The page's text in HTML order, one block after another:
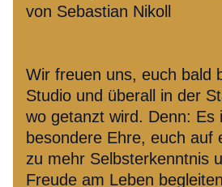
von Sebastian Nikoll
Wir freuen uns, euch bald
Studio und überall in der
wo getanzt wird. Denn: Es
besondere Ehre, euch auf
zu mehr Selbsterkenntnis
Freude am Leben